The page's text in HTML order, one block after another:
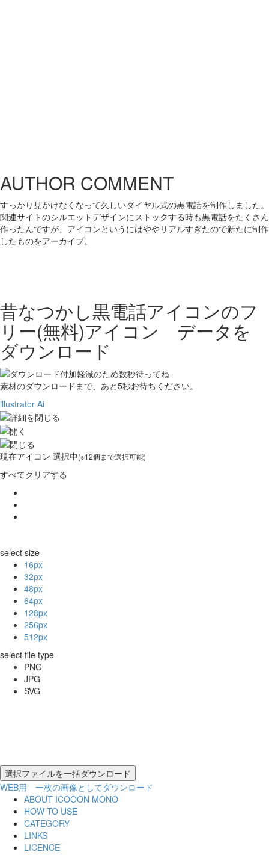
AUTHOR COMMENT
すっかり見かけなくなって久しいダイヤル式の黒電話を制作しました。
関連サイトのシルエットデザインにストックする時も黒電話をたくさん
作ったんですが、アイコンというにはややリアルすぎたので新たに制作
したものをアーカイブ。
昔なつかし黒電話アイコンのフ
リー(無料)アイコン データを
ダウンロード
素材のダウンロードまで、あと5秒お待ちください。
illustrator Ai
現在アイコン 選択中(※12個まで選択可能)
すべてクリアする
select size
16px
32px
48px
64px
128px
256px
512px
select file type
PNG
JPG
SVG
WEB用 一枚の画像としてダウンロード
ABOUT ICOOON MONO
HOW TO USE
CATEGORY
LINKS
LICENCE